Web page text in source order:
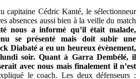
capitaine Cédric Kanté, le sélectionneur
absences aussi bien à la veille du match
nous a informé qu’il était malade,
se présenté mais doit subir une
Diabaté a eu un heureux évènement,
soir. Quant à Garra Dembélé, il
avec nous mais finalement il n’est
le coach. Les deux défenseurs :